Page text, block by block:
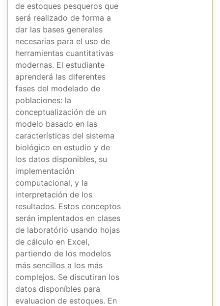
de estoques pesqueros que
será realizado de forma a
dar las bases generales
necesarias para el uso de
herramientas cuantitativas
modernas. El estudiante
aprenderá las diferentes
fases del modelado de
poblaciones: la
conceptualización de un
modelo basado en las
características del sistema
biológico en estudio y de
los datos disponibles, su
implementación
computacional, y la
interpretación de los
resultados. Estos conceptos
serán implentados en clases
de laboratório usando hojas
de cálculo en Excel,
partiendo de los modelos
más sencillos a los más
complejos. Se discutiran los
datos disponíbles para
evaluacion de estoques. En